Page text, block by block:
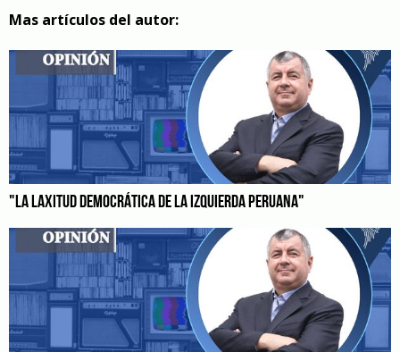
Mas artículos del autor:
"LA LAXITUD DEMOCRÁTICA DE LA IZQUIERDA PERUANA"